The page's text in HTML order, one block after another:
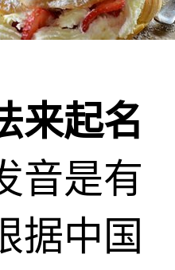
来起名
音是有
据中国